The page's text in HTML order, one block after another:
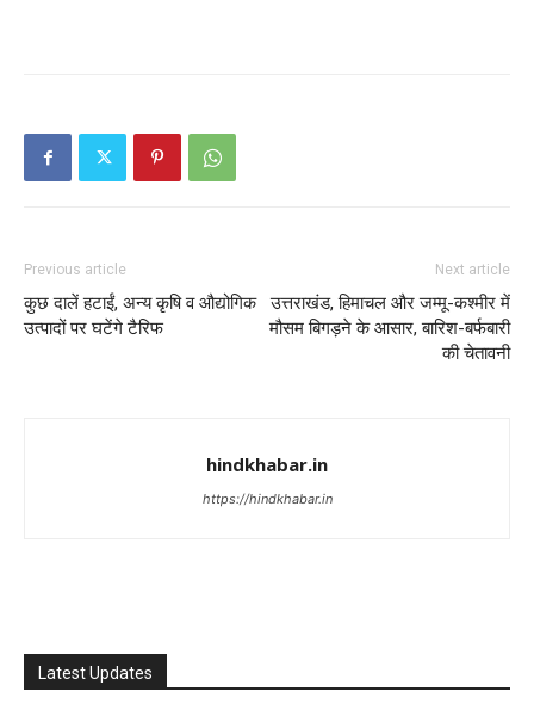
Previous article
कुछ दालें हटाईं, अन्य कृषि व औद्योगिक
उत्पादों पर घटेंगे टैरिफ
Next article
उत्तराखंड, हिमाचल और जम्मू-कश्मीर में
मौसम बिगड़ने के आसार, बारिश-बर्फबारी
की चेतावनी
hindkhabar.in
https://hindkhabar.in
Latest Updates